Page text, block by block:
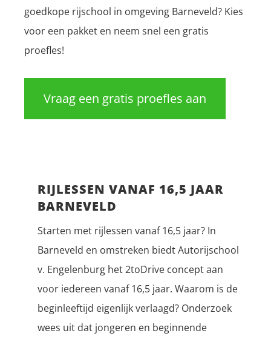
goedkope rijschool in omgeving Barneveld? Kies
voor een pakket en neem snel een gratis
proefles!
Vraag een gratis proefles aan
RIJLESSEN VANAF 16,5 JAAR
BARNEVELD
Starten met rijlessen vanaf 16,5 jaar? In
Barneveld en omstreken biedt Autorijschool
v. Engelenburg het 2toDrive concept aan
voor iedereen vanaf 16,5 jaar. Waarom is de
beginleeftijd eigenlijk verlaagd? Onderzoek
wees uit dat jongeren en beginnende